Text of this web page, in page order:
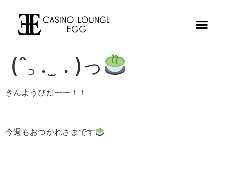
(ˆ꜆ . ̫ . )っ
きんようびだーー！！
今週もおつかれさまです